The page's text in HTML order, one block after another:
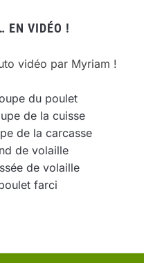
EN VIDÉO !
vidéo par Myriam !
du poulet
de la cuisse
de la carcasse
de volaille
de volaille
farci